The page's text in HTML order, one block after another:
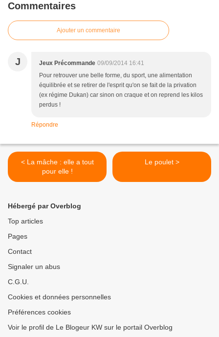
Commentaires
Ajouter un commentaire
J Jeux Précommande 09/09/2014 16:41
Pour retrouver une belle forme, du sport, une alimentation
équilibrée et se retirer de l'esprit qu'on se fait de la privation
(ex régime Dukan) car sinon on craque et on reprend les kilos
perdus !
Répondre
< La mâche : elle a tout
pour elle !
Le poulet >
Hébergé par Overblog
Top articles
Pages
Contact
Signaler un abus
C.G.U.
Cookies et données personnelles
Préférences cookies
Voir le profil de Le Blogeur KW sur le portail Overblog